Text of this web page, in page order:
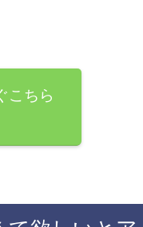
こちら